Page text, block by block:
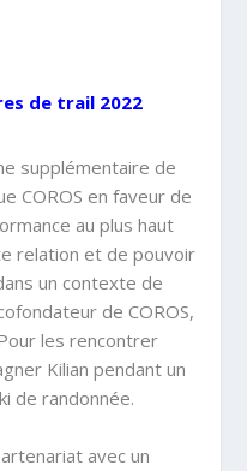
de trail 2022
supplémentaire de
COROS en faveur de
au plus haut
relation et de pouvoir
un contexte de
de COROS,
les rencontrer
Kilian pendant un
de randonnée.
avec un